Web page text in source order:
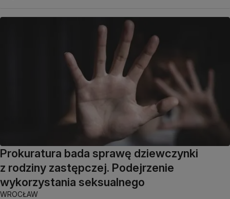
Prokuratura bada sprawę dziewczynki
z rodziny zastępczej. Podejrzenie
wykorzystania seksualnego
WROCŁAW